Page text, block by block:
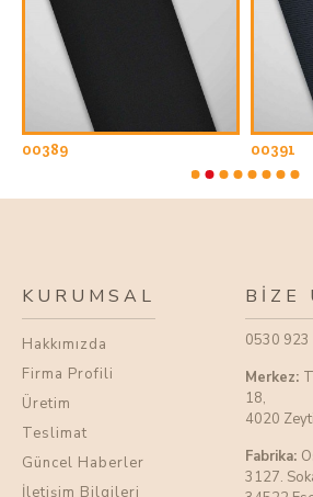
00389 00391
KURUMSAL
Hakkımızda
Firma Profili
Üretim
Teslimat
Güncel Haberler
İletişim Bilgileri
BIZE
0530 923
Merkez:
18,
4020
Fabrika:
3127.